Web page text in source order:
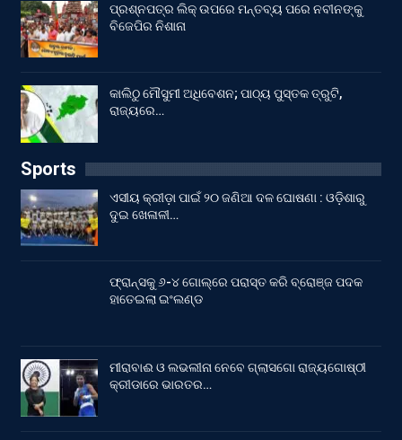
ପ୍ରଶ୍ନପତ୍ର ଲିକ୍ ଉପରେ ମନ୍ତବ୍ୟ ପରେ ନବୀନଙ୍କୁ
ବିଜେପିର ନିଶାନା
କାଲିଠୁ ମୌସୁମୀ ଅଧିବେଶନ; ପାଠ୍ୟ ପୁସ୍ତକ ତ୍ରୁଟି,
ରାଜ୍ୟରେ…
Sports
ଏସୀୟ କ୍ରୀଡ଼ା ପାଇଁ ୨୦ ଜଣିଆ ଦଳ ଘୋଷଣା : ଓଡ଼ିଶାରୁ
ଦୁଇ ଖେଳାଳୀ…
ଫ୍ରାନ୍ସକୁ ୬-୪ ଗୋଲ୍‌ରେ ପରାସ୍ତ କରି ବ୍ରୋଞ୍ଜ ପଦକ
ହାତେଇଲା ଇଂଲଣ୍ଡ
ମୀରାବାଈ ଓ ଲଭଲୀନା ନେବେ ଗ୍ଲାସଗୋ ରାଜ୍ୟଗୋଷ୍ଠୀ
କ୍ରୀଡାରେ ଭାରତର…